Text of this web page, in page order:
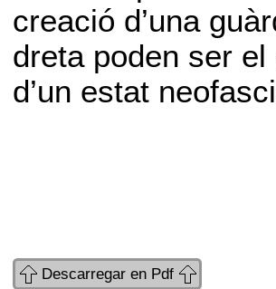
creació d’una
dreta poden ser
d’un estat
Descarregar en Pdf